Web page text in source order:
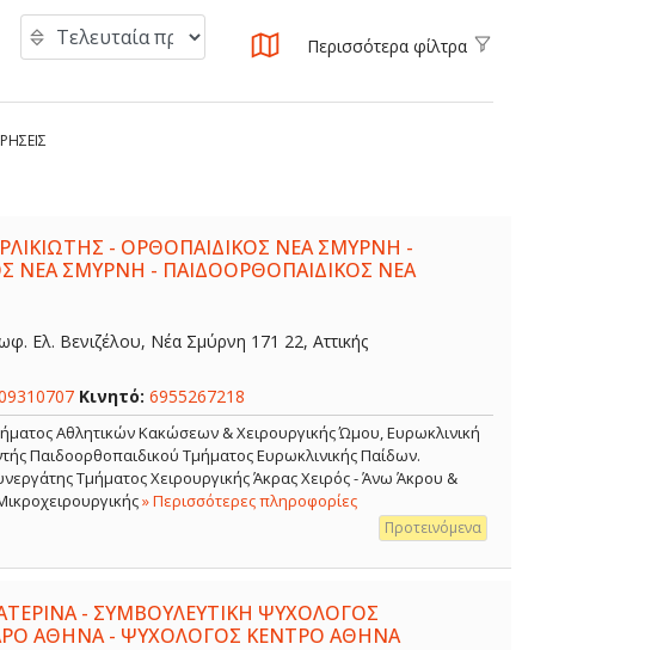
Περισσότερα φίλτρα
- ΟΡΘΟΠΑΙΔΙΚΟΣ ΝΕΑ ΣΜΥΡΝΗ -
ΝΕΑ ΣΜΥΡΝΗ - ΠΑΙΔΟΟΡΘΟΠΑΙΔΙΚΟΣ ΝΕΑ
Ελ. Βενιζέλου, Νέα Σμύρνη 171 22, Αττικής
Κινητό: 6955267218
Αθλητικών Κακώσεων & Χειρουργικής Ώμου, Ευρωκλινική
Παιδοορθοπαιδικού Τμήματος Ευρωκλινικής Παίδων.
Τμήματος Χειρουργικής Άκρας Χειρός - Άνω Άκρου &
» Περισσότερες πληροφορίες
Προτεινόμενα
- ΣΥΜΒΟΥΛΕΥΤΙΚΗ ΨΥΧΟΛΟΓΟΣ
ΑΘΗΝΑ - ΨΥΧΟΛΟΓΟΣ ΚΕΝΤΡΟ ΑΘΗΝΑ